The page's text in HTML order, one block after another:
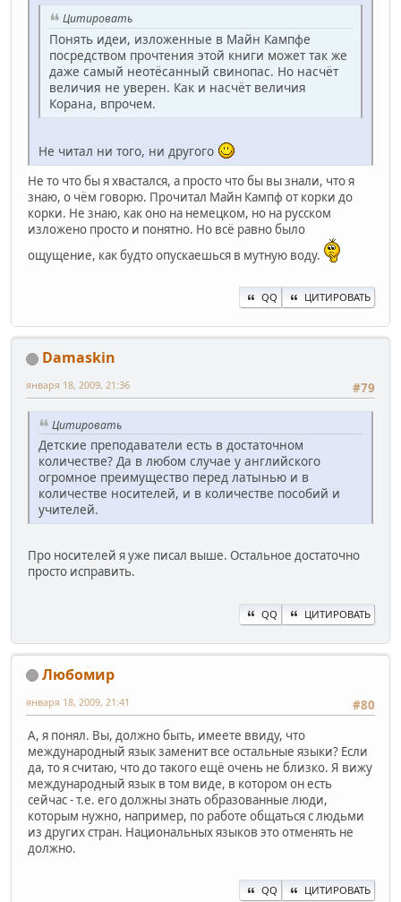
Цитировать
Понять идеи, изложенные в Майн Кампфе
посредством прочтения этой книги может так же
даже самый неотёсанный свинопас. Но насчёт
величия не уверен. Как и насчёт величия
Корана, впрочем.
Не читал ни того, ни другого
Не то что бы я хвастался, а просто что бы вы знали, что я
знаю, о чём говорю. Прочитал Майн Кампф от корки до
корки. Не знаю, как оно на немецком, но на русском
изложено просто и понятно. Но всё равно было
ощущение, как будто опускаешься в мутную воду.
QQ ЦИТИРОВАТЬ
Damaskin
#79
января 18, 2009, 21:36
Цитировать
Детские преподаватели есть в достаточном
количестве? Да в любом случае у английского
огромное преимущество перед латынью и в
количестве носителей, и в количестве пособий и
учителей.
Про носителей я уже писал выше. Остальное достаточно
просто исправить.
QQ ЦИТИРОВАТЬ
Любомир
#80
января 18, 2009, 21:41
А, я понял. Вы, должно быть, имеете ввиду, что
международный язык заменит все остальные языки? Если
да, то я считаю, что до такого ещё очень не близко. Я вижу
международный язык в том виде, в котором он есть
сейчас - т.е. его должны знать образованные люди,
которым нужно, например, по работе общаться с людьми
из других стран. Национальных языков это отменять не
должно.
QQ ЦИТИРОВАТЬ